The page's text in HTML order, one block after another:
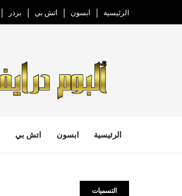
الرئيسية ابسون اتش بي برذر
الرئيسية ابسون اتش بي
التسميات